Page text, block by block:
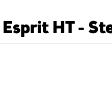
HT -